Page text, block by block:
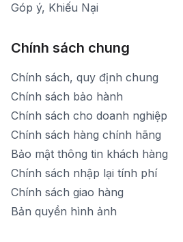
Góp ý, Khiếu Nại
Chính sách chung
Chính sách, quy định chung
Chính sách bảo hành
Chính sách cho doanh nghiệp
Chính sách hàng chính hãng
Bảo mật thông tin khách hàng
Chính sách nhập lại tính phí
Chính sách giao hàng
Bản quyền hình ảnh